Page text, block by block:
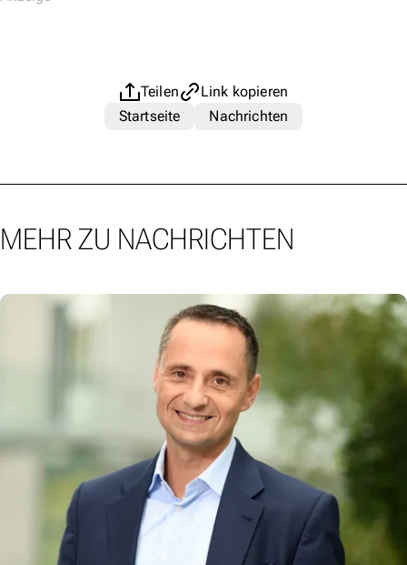
Teilen
Link kopieren
Startseite
Nachrichten
MEHR ZU NACHRICHTEN